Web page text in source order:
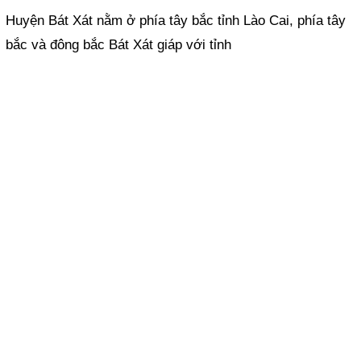
Huyện Bát Xát nằm ở phía tây bắc tỉnh Lào Cai, phía tây
bắc và đông bắc Bát Xát giáp với tỉnh